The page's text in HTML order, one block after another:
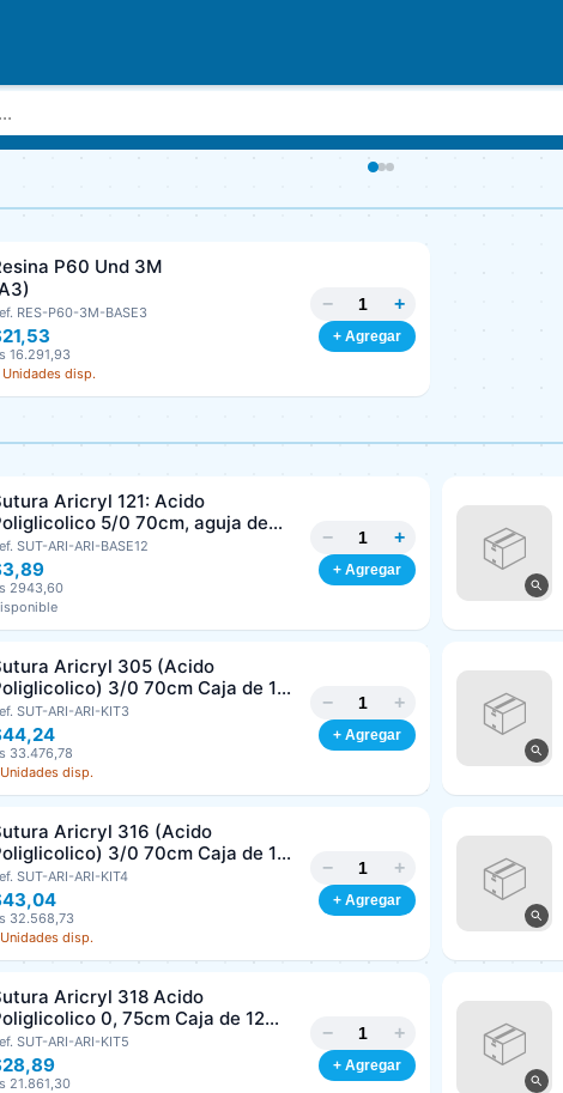
P60 Und 3M
RES-P60-3M-BASE3
16.291,93
disp.
− +
+ Agregar
Aricryl 121: Acido
5/0 70cm, aguja de
8 Corte Inverso 19mm Und ARIZI
SUT-ARI-ARI-BASE12
2943,60
− +
+ Agregar
Aricryl 305 (Acido
3/0 70cm Caja de 12
ARIZI Aguja de 1/2 Circulo
Conica 17mm
SUT-ARI-ARI-KIT3
33.476,78
disp.
− +
+ Agregar
Aricryl 316 (Acido
3/0 70cm Caja de 12
ARIZI Aguja de 1/2 Circulo
Conica 26mm
SUT-ARI-ARI-KIT4
32.568,73
disp.
− +
+ Agregar
Aricryl 318 Acido
0, 75cm Caja de 12
ARIZI Aguja de 1/2 Punta
26mm
SUT-ARI-ARI-KIT5
21.861,30
− +
+ Agregar
Generar cotización
Completá los datos para emitir el PDF
Nombre o razón social
Cédula o RIF